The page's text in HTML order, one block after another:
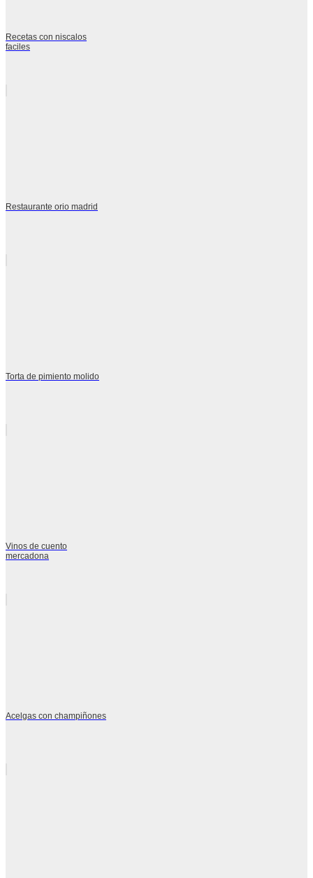
Recetas con niscalos
faciles
Restaurante orio madrid
Torta de pimiento molido
Vinos de cuento
mercadona
Acelgas con champiñones